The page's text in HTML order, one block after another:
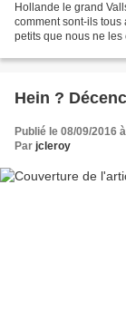
Hollande le grand
comment sont-ils tous
petits que nous ne les
Hein ?
Publié le 08/09/2016
Par jcleroy